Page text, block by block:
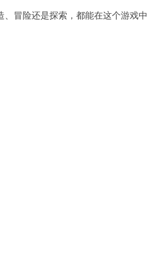
冒险还是探索，都能在这个游戏中